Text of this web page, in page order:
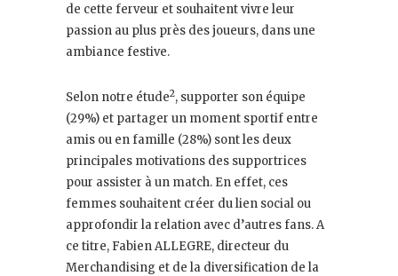
de cette ferveur et souhaitent vivre leur
passion au plus près des joueurs, dans une
ambiance festive.
Selon notre étude2, supporter son équipe
(29%) et partager un moment sportif entre
amis ou en famille (28%) sont les deux
principales motivations des supportrices
pour assister à un match. En effet, ces
femmes souhaitent créer du lien social ou
approfondir la relation avec d’autres fans. A
ce titre, Fabien ALLEGRE, directeur du
Merchandising et de la diversification de la